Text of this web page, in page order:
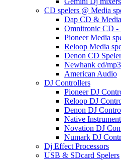
CD spelers @ Media
Dap CD &
Omnitronic CD -
Pioneer Media
Reloop Media
Denon CD
Newhank cd/
American Audio
DJ Controllers
Pioneer DJ
Reloop DJ
Denon DJ
Native
Novation DJ
Numark DJ
Dj Effect Processors
USB & SDcard Spelers